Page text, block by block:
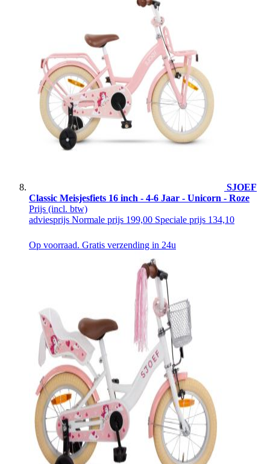
SJOEF
Classic Meisjesfiets 16 inch - 4-6 Jaar - Unicorn - Roze
Prijs (incl. btw)
adviesprijs Normale prijs 199,00 Speciale prijs 134,10
Op voorraad. Gratis verzending in 24u